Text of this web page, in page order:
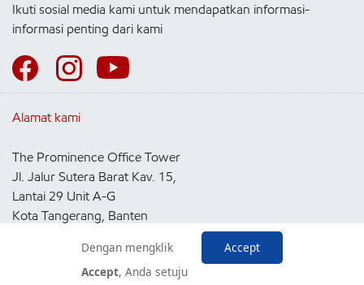
Ikuti sosial media kami untuk mendapatkan informasi-
informasi penting dari kami
Alamat kami
The Prominence Office Tower
Jl. Jalur Sutera Barat Kav. 15,
Lantai 29 Unit A-G
Kota Tangerang, Banten
Accept
Dengan mengklik
Accept, Anda setuju